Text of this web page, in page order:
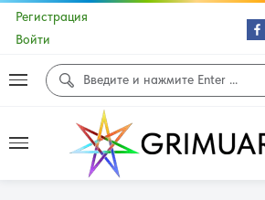
Регистрация
Войти